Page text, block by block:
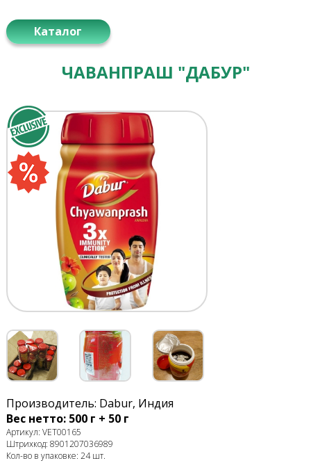
Каталог
ЧАВАНПРАШ "ДАБУР"
Производитель: Dabur, Индия
Вес нетто: 500 г + 50 г
Артикул: VET00165
Штрихкод: 8901207036989
Кол-во в упаковке: 24 шт.